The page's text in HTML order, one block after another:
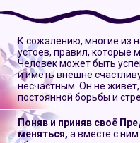
К сожалению, многие из
устоев, правил, которые
Человек может быть
и иметь внешне
несчастным. Он не живёт,
постоянной борьбы и
Поняв и приняв своё
меняться, а вместе с